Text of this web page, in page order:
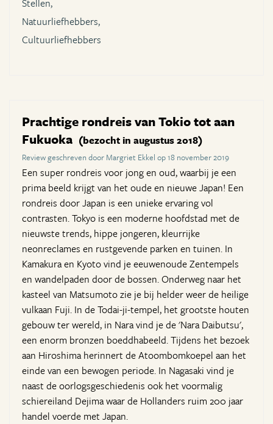
Natuurliefhebbers,
Cultuurliefhebbers
Prachtige rondreis van Tokio tot aan
Fukuoka (bezocht in augustus 2018)
Review geschreven door Margriet Ekkel op 18 november 2019
Een super rondreis voor jong en oud, waarbij je een
prima beeld krijgt van het oude en nieuwe Japan! Een
rondreis door Japan is een unieke ervaring vol
contrasten. Tokyo is een moderne hoofdstad met de
nieuwste trends, hippe jongeren, kleurrijke
neonreclames en rustgevende parken en tuinen. In
Kamakura en Kyoto vind je eeuwenoude Zentempels
en wandelpaden door de bossen. Onderweg naar het
kasteel van Matsumoto zie je bij helder weer de heilige
vulkaan Fuji. In de Todai-ji-tempel, het grootste houten
gebouw ter wereld, in Nara vind je de 'Nara Daibutsu',
een enorm bronzen boeddhabeeld. Tijdens het bezoek
aan Hiroshima herinnert de Atoombomkoepel aan het
einde van een bewogen periode. In Nagasaki vind je
naast de oorlogsgeschiedenis ook het voormalig
schiereiland Dejima waar de Hollanders ruim 200 jaar
handel voerde met Japan.